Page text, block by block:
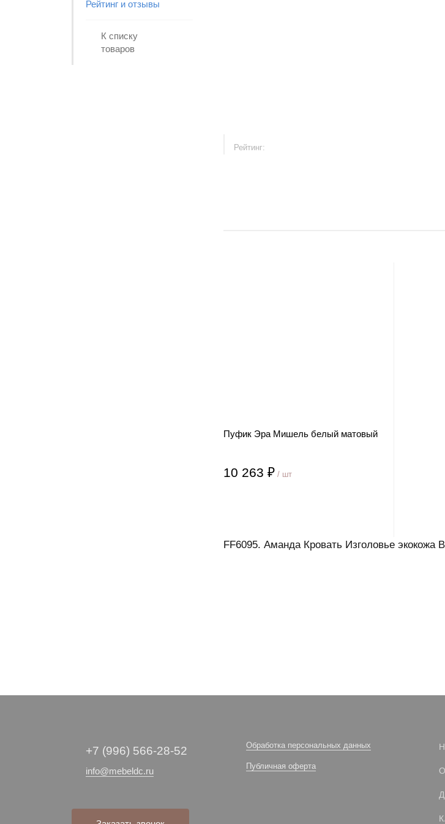
Рейтинг и отзывы
К списку
товаров
Рейтинг:
Пуфик Эра Мишель белый матовый
10 263 ₽ / шт
FF6095. Аманда Кровать Изголовье
+7 (996) 566-28-52
info@mebeldc.ru
Обработка персональных данных
Публичная оферта